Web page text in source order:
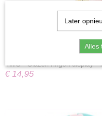
YWG - Glazen ringen display -
€ 14,95
Later
Alles